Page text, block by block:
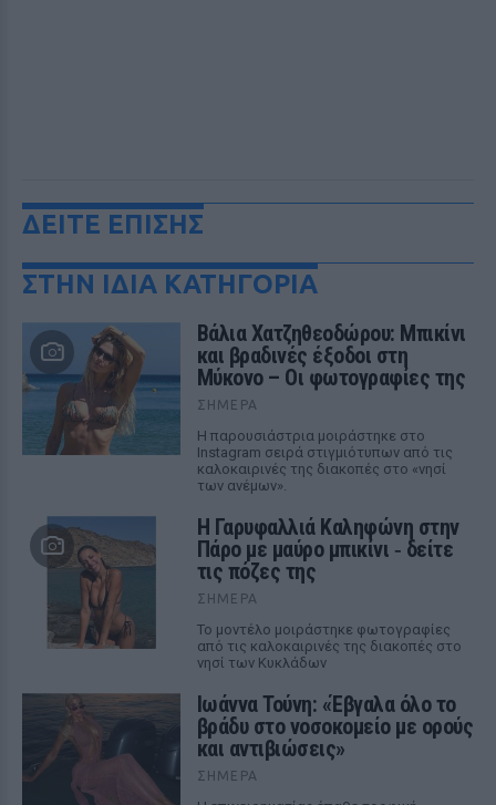
ΔΕΙΤΕ ΕΠΙΣΗΣ
ΣΤΗΝ ΙΔΙΑ ΚΑΤΗΓΟΡΙΑ
Βάλια Χατζηθεοδώρου: Μπικίνι
και βραδινές έξοδοι στη
Μύκονο – Οι φωτογραφίες της
ΣΉΜΕΡΑ
Η παρουσιάστρια μοιράστηκε στο
Instagram σειρά στιγμιότυπων από τις
καλοκαιρινές της διακοπές στο «νησί
των ανέμων».
Η Γαρυφαλλιά Καληφώνη στην
Πάρο με μαύρο μπικίνι ‑ δείτε
τις πόζες της
ΣΉΜΕΡΑ
Το μοντέλο μοιράστηκε φωτογραφίες
από τις καλοκαιρινές της διακοπές στο
νησί των Κυκλάδων
Ιωάννα Τούνη: «Έβγαλα όλο το
βράδυ στο νοσοκομείο με ορούς
και αντιβιώσεις»
ΣΉΜΕΡΑ